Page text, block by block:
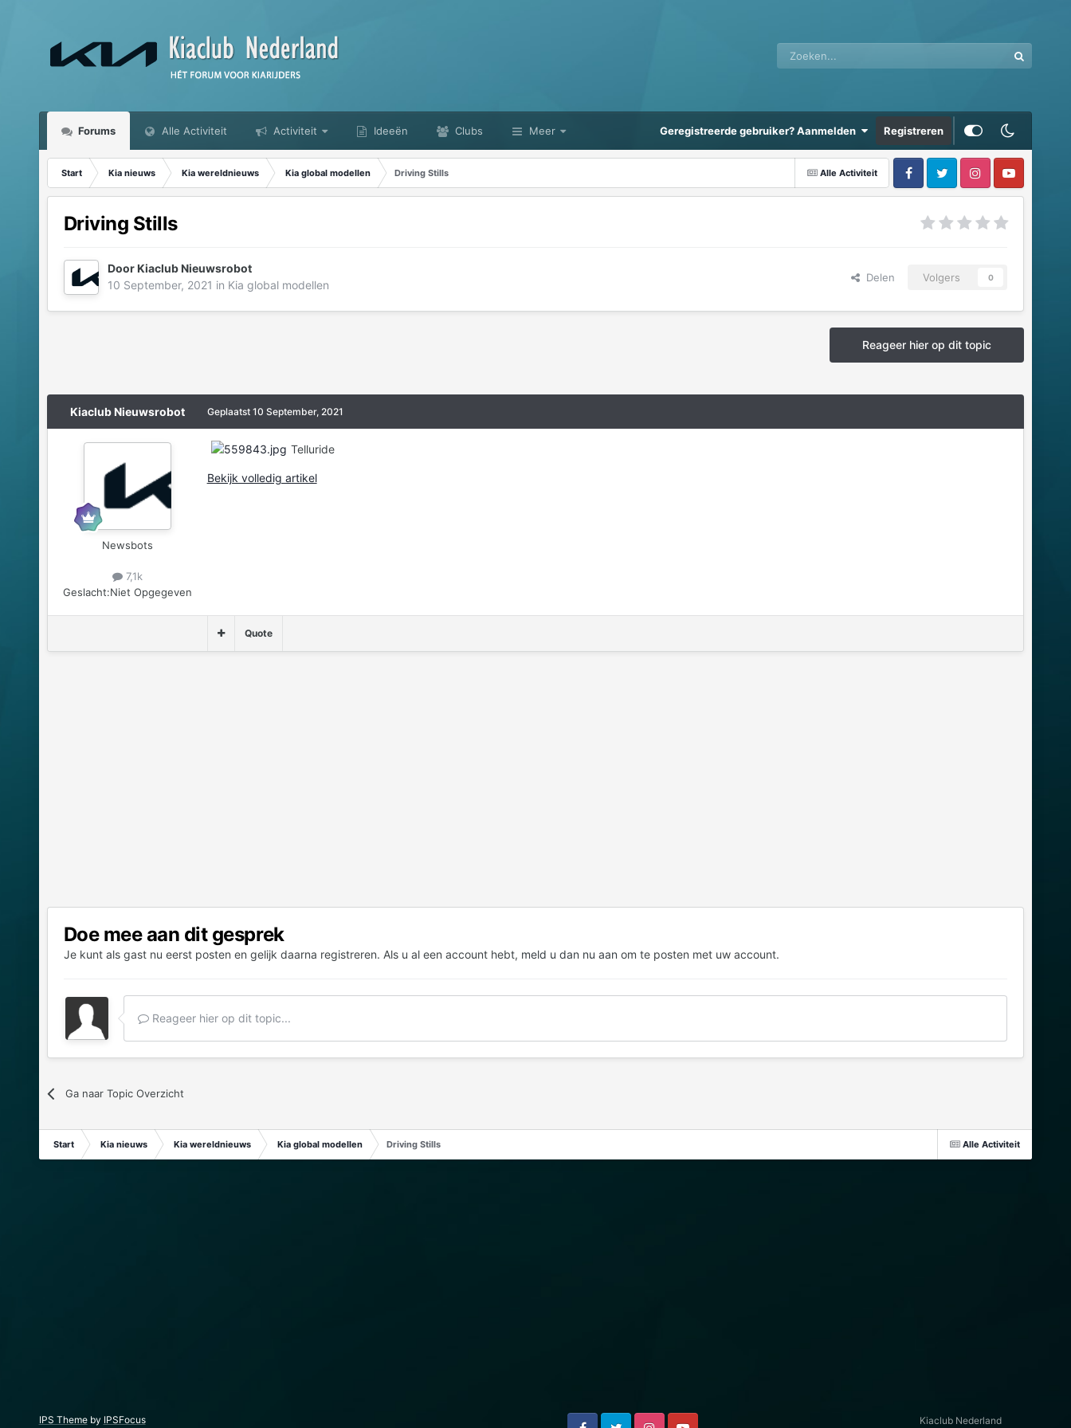
Forums Alle Activiteit Activiteit Ideeën Clubs Meer Geregistreerde gebruiker? Aanmelden Registreren
Alle Activiteit
Start Kia nieuws Kia wereldnieuws Kia global modellen Driving Stills
Driving Stills
DoorKiaclub Nieuwsrobot
10 September, 2021 in Kia global modellen
Delen Volgers 0
Reageer hier op dit topic
Kiaclub Nieuwsrobot
Newsbots
7,1k
Geslacht:Niet Opgegeven
Geplaatst 10 September, 2021
Telluride
Bekijk volledig artikel
Quote
Doe mee aan dit gesprek
Je kunt als gast nu eerst posten en gelijk daarna registreren. Als u al een account hebt, meld u dan nu aan om te posten met uw account.
Reageer hier op dit topic...
Ga naar Topic Overzicht
Alle Activiteit
Start Kia nieuws Kia wereldnieuws Kia global modellen Driving Stills
IPS Themeby IPSFocus Kiaclub Nederland